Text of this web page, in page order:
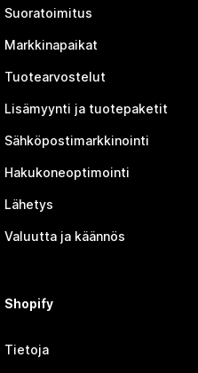
Suoratoimitus
Markkinapaikat
Tuotearvostelut
Lisämyynti ja tuotepaketit
Sähköpostimarkkinointi
Hakukoneoptimointi
Lähetys
Valuutta ja käännös
Shopify
Tietoja